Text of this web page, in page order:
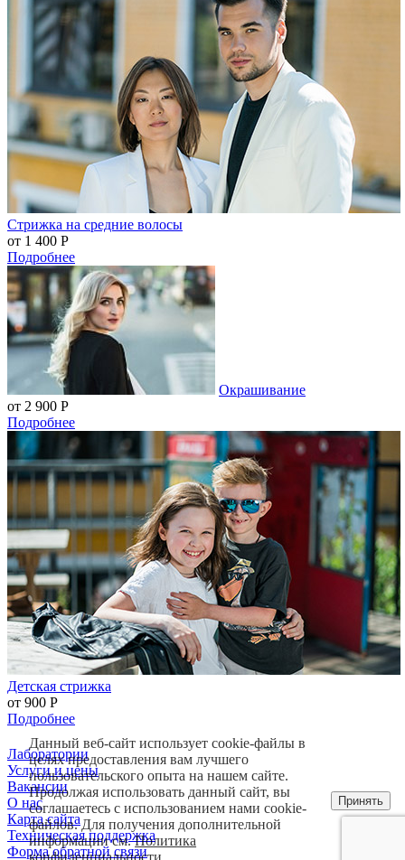
Стрижка на средние волосы
от 1 400 Р
Подробнее
Окрашивание
от 2 900 Р
Подробнее
Детская стрижка
от 900 Р
Подробнее
Лаборатории
Услуги и цены
Вакансии
О нас
Карта сайта
Техническая поддержка
Форма обратной связи
Данный веб-сайт использует cookie-файлы в
целях предоставления вам лучшего
пользовательского опыта на нашем сайте.
Продолжая использовать данный сайт, вы
соглашаетесь с использованием нами cookie-
файлов. Для получения дополнительной
информации см.Политика
конфиденциальности
Принять